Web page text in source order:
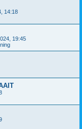
14:18
19:45